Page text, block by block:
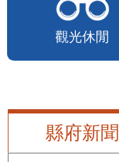
觀光休閒
縣府新聞